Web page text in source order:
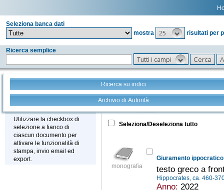
Seleziona banca dati
mostra
25 risultati per
Ricerca semplice
Tutti i campi
Ricerca su indici
Archivio di Autorità
Stampa - Email - Export
Utilizzare la checkbox di
selezione a fianco di
ciascun documento per
attivare le funzionalità di
stampa, invio email ed
export.
Tutto +
Seleziona/Deseleziona tutto
monografia
Giuramento ippocratico
testo greco a
Hippocrates, ca. 460-
Anno: 2022